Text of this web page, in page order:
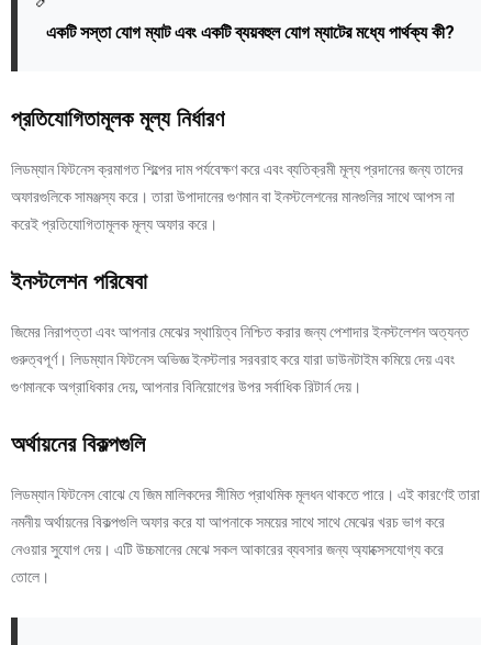
একটি সস্তা যোগ ম্যাট এবং একটি ব্যয়বহুল যোগ ম্যাটের মধ্যে পার্থক্য কী?
প্রতিযোগিতামূলক মূল্য নির্ধারণ
লিডম্যান ফিটনেস ক্রমাগত শিল্পের দাম পর্যবেক্ষণ করে এবং ব্যতিক্রমী মূল্য প্রদানের জন্য তাদের
অফারগুলিকে সামঞ্জস্য করে। তারা উপাদানের গুণমান বা ইনস্টলেশনের মানগুলির সাথে আপস না
করেই প্রতিযোগিতামূলক মূল্য অফার করে।
ইনস্টলেশন পরিষেবা
জিমের নিরাপত্তা এবং আপনার মেঝের স্থায়িত্ব নিশ্চিত করার জন্য পেশাদার ইনস্টলেশন অত্যন্ত
গুরুত্বপূর্ণ। লিডম্যান ফিটনেস অভিজ্ঞ ইনস্টলার সরবরাহ করে যারা ডাউনটাইম কমিয়ে দেয় এবং
গুণমানকে অগ্রাধিকার দেয়, আপনার বিনিয়োগের উপর সর্বাধিক রিটার্ন দেয়।
অর্থায়নের বিকল্পগুলি
লিডম্যান ফিটনেস বোঝে যে জিম মালিকদের সীমিত প্রাথমিক মূলধন থাকতে পারে। এই কারণেই তারা
নমনীয় অর্থায়নের বিকল্পগুলি অফার করে যা আপনাকে সময়ের সাথে সাথে মেঝের খরচ ভাগ করে
নেওয়ার সুযোগ দেয়। এটি উচ্চমানের মেঝে সকল আকারের ব্যবসার জন্য অ্যাক্সেসযোগ্য করে
তোলে।